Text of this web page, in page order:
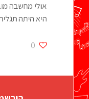
אולי מחשבה
היא היתה
0